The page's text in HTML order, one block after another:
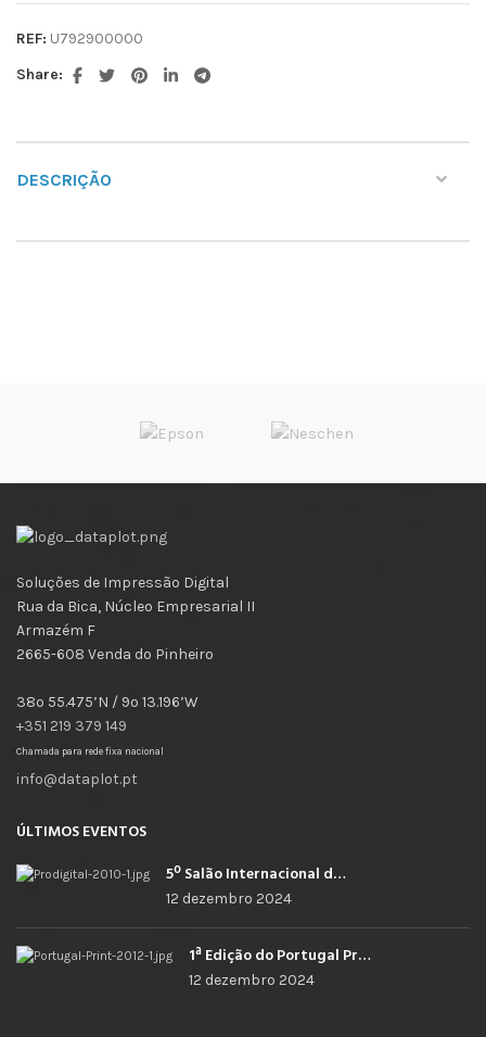
REF: U792900000
Share:
DESCRIÇÃO
Soluções de Impressão Digital
Rua da Bica, Núcleo Empresarial II
Armazém F
2665-608 Venda do Pinheiro
38º 55.475’N / 9º 13.196’W
+351 219 379 149
Chamada para rede fixa nacional
info@dataplot.pt
ÚLTIMOS EVENTOS
5º Salão Internacional de Impressão, Imagem, Comunicação Digital e Têxtil Promocional
12 dezembro 2024
1ª Edição do Portugal Print
12 dezembro 2024